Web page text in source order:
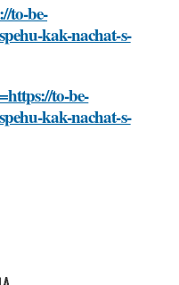
to-be-
kak-nachat-s-
to-be-
kak-nachat-s-